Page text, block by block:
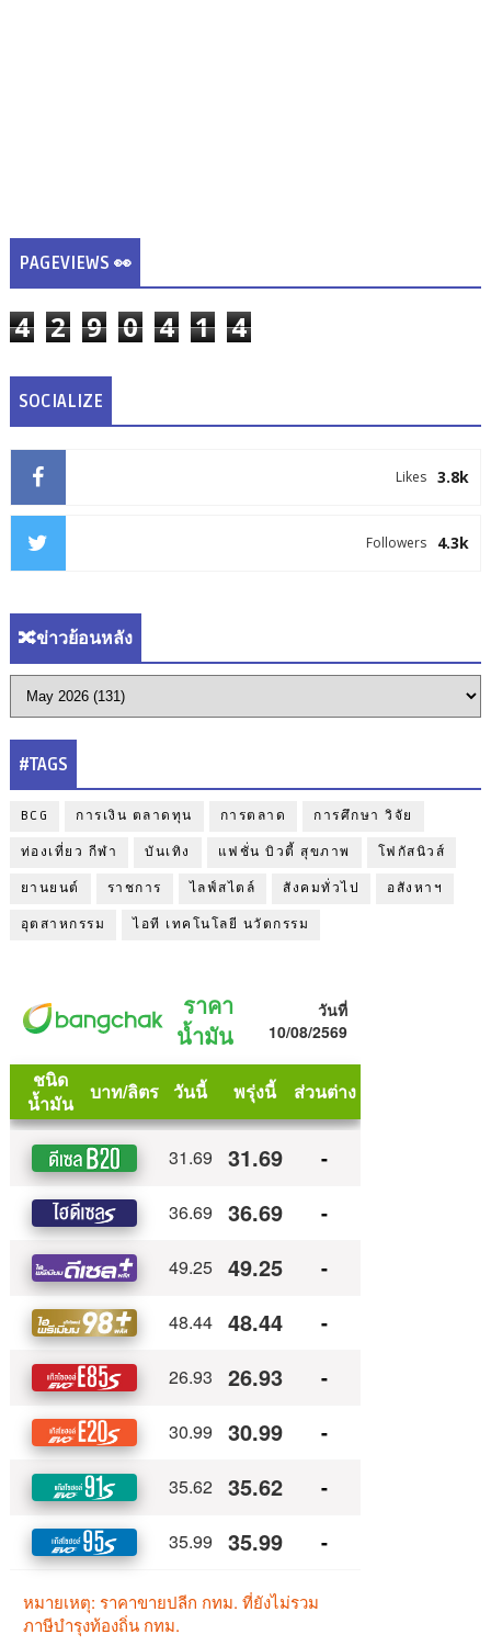
PAGEVIEWS 👀
4 2 9 0 4 1 4
SOCIALIZE
3.8k
Likes
4.3k
Followers
🔀ข่าวย้อนหลัง
#TAGS
BCG การเงิน ตลาดทุน การตลาด การศึกษา วิจัย
ท่องเที่ยว กีฬา บันเทิง แฟชั่น บิวตี้ สุขภาพ โฟกัสนิวส์
ยานยนต์ ราชการ ไลฟ์สไตล์ สังคมทั่วไป อสังหาฯ
อุตสาหกรรม ไอที เทคโนโลยี นวัตกรรม